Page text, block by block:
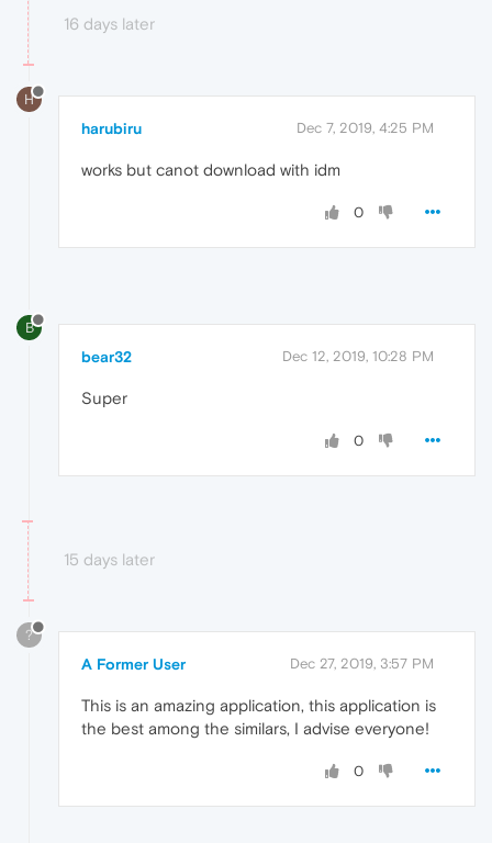
16 days later
H
harubiru Dec 7, 2019, 4:25 PM
works but canot download with idm
0
B
bear32 Dec 12, 2019, 10:28 PM
Super
0
15 days later
?
A Former User Dec 27, 2019, 3:57 PM
This is an amazing application, this application is
the best among the similars, I advise everyone!
0